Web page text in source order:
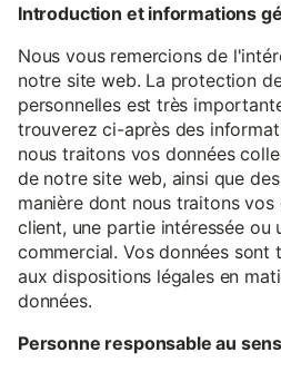
Introduction et informations
Nous vous remercions de
notre site web. La protection
personnelles est très
trouverez ci-après des
nous traitons vos données
de notre site web, ainsi que
manière dont nous traitons vos
client, une partie intéressée ou
commercial. Vos données sont
aux dispositions légales en
données.
Personne responsable au